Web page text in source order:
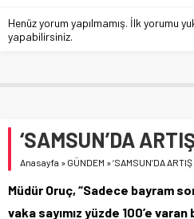
Henüz yorum yapılmamış. İlk yorumu
yapabilirsiniz.
‘SAMSUN’DA
Anasayfa » GÜNDEM »‘SAMSUN’DA
Müdür Oruç, “Sadece bayram
vaka sayımız yüzde 100’e